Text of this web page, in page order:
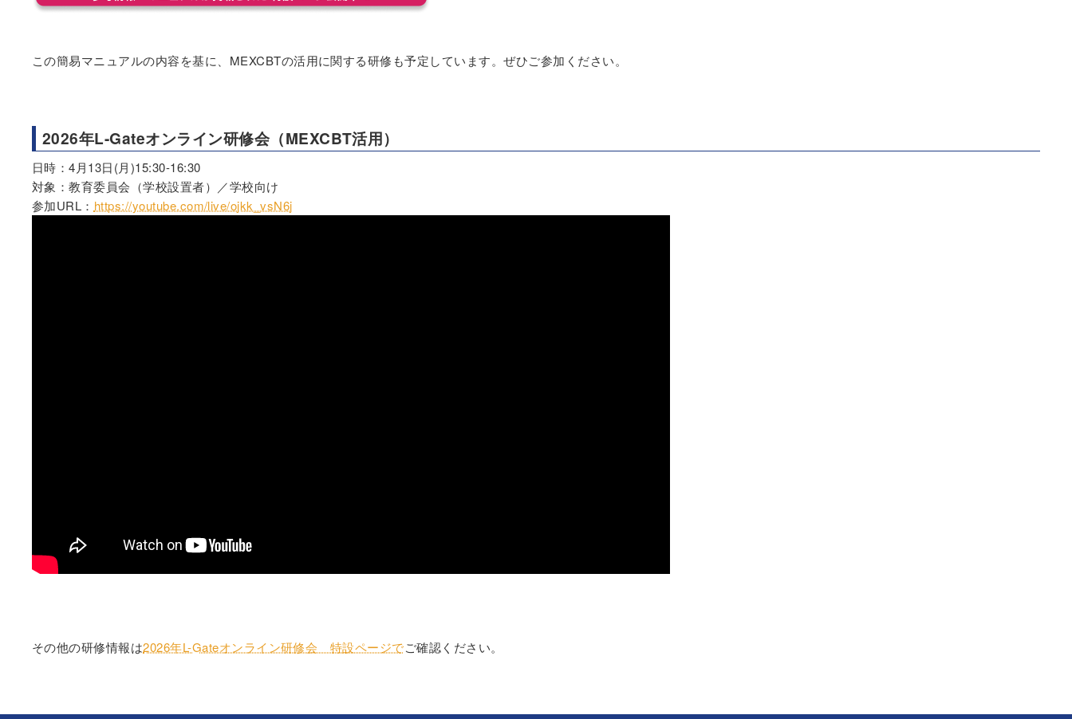
この簡易マニュアルの内容を基に、MEXCBTの活用に関する研修も予定しています。ぜひご参加ください。
2026年L-Gateオンライン研修会（MEXCBT活用）
日時：4月13日(月)15:30-16:30
対象：教育委員会（学校設置者）／学校向け
参加URL： https://youtube.com/live/ojkk_vsN6j
その他の研修情報は2026年L-Gateオンライン研修会 特設ページでご確認ください。